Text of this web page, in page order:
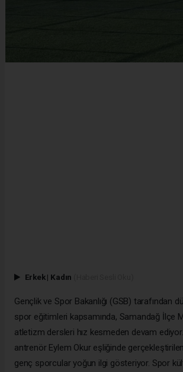
Erkek | Kadın
Gençlik ve Spor Bakanlığı (GSB) tarafından
spor eğitimleri kapsamında, Samandağ İlçe
atletizm dersleri hız kesmeden devam
antrenör Eylem Okur eşliğinde
genç sporcular yoğun ilgi gösteriyor. Spor